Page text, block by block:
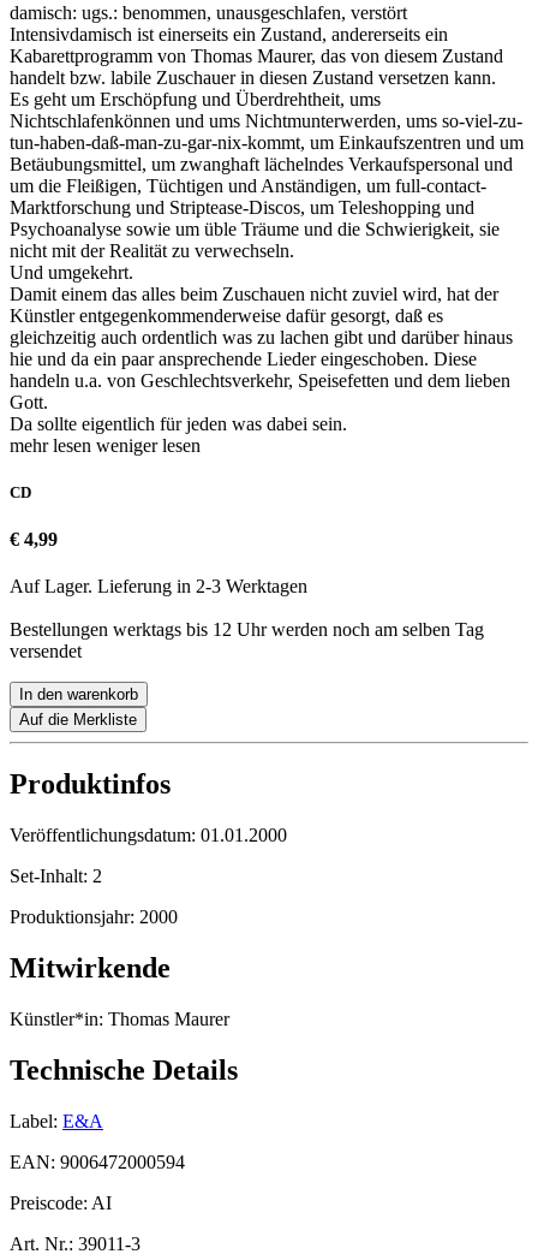
damisch: ugs.: benommen, unausgeschlafen, verstört
Intensivdamisch ist einerseits ein Zustand, andererseits ein
Kabarettprogramm von Thomas Maurer, das von diesem Zustand
handelt bzw. labile Zuschauer in diesen Zustand versetzen kann.
Es geht um Erschöpfung und Überdrehtheit, ums
Nichtschlafenkönnen und ums Nichtmunterwerden, ums so-viel-zu-
tun-haben-daß-man-zu-gar-nix-kommt, um Einkaufszentren und um
Betäubungsmittel, um zwanghaft lächelndes Verkaufspersonal und
um die Fleißigen, Tüchtigen und Anständigen, um full-contact-
Marktforschung und Striptease-Discos, um Teleshopping und
Psychoanalyse sowie um üble Träume und die Schwierigkeit, sie
nicht mit der Realität zu verwechseln.
Und umgekehrt.
Damit einem das alles beim Zuschauen nicht zuviel wird, hat der
Künstler entgegenkommenderweise dafür gesorgt, daß es
gleichzeitig auch ordentlich was zu lachen gibt und darüber hinaus
hie und da ein paar ansprechende Lieder eingeschoben. Diese
handeln u.a. von Geschlechtsverkehr, Speisefetten und dem lieben
Gott.
Da sollte eigentlich für jeden was dabei sein.
mehr lesen weniger lesen
CD
€ 4,99
Auf Lager. Lieferung in 2-3 Werktagen
Bestellungen werktags bis 12 Uhr werden noch am selben Tag
versendet
In den warenkorb
Auf die Merkliste
Produktinfos
Veröffentlichungsdatum: 01.01.2000
Set-Inhalt: 2
Produktionsjahr: 2000
Mitwirkende
Künstler*in: Thomas Maurer
Technische Details
Label: E&A
EAN: 9006472000594
Preiscode: AI
Art. Nr.: 39011-3